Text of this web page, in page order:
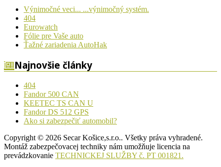
Výnimočné veci... ...výnimočný systém.
404
Eurowatch
Fólie pre Vaše auto
Ťažné zariadenia AutoHak
Najnovšie články
404
Fandor 500 CAN
KEETEC TS CAN U
Fandor DS 512 GPS
Ako si zabezpečiť automobil?
Copyright © 2026 Secar Košice,s.r.o.. Všetky práva vyhradené.
Montáž zabezpečovacej techniky nám umožňuje licencia na
prevádzkovanie TECHNICKEJ SLUŽBY č. PT 001821.